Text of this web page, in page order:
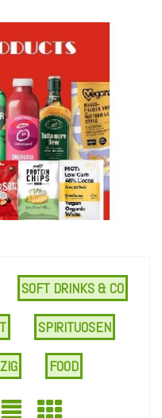
SOFT DRINKS & CO
SPIRITUOSEN
FOOD
Bionade